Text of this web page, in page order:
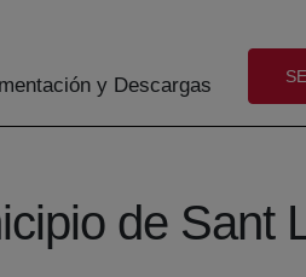
y Descargas
de Sant